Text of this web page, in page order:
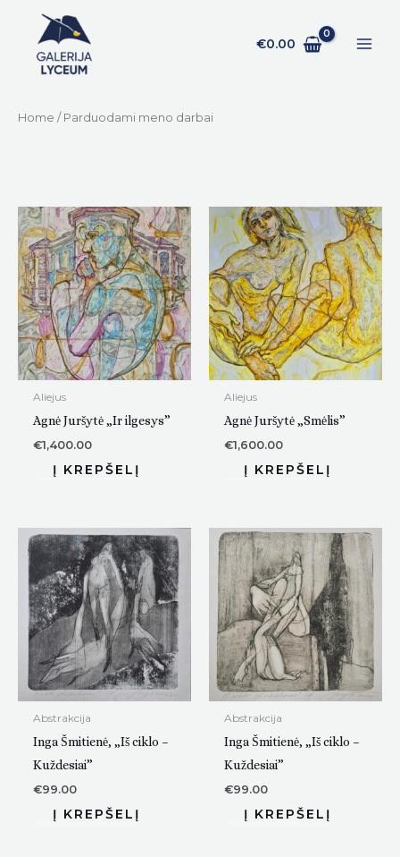
turinio
€0.00
Home / Parduodami meno darbai
Aliejus
Agnė Juršytė „Ir ilgesys”
€1,400.00
Aliejus
Agnė Juršytė „Smėlis”
€1,600.00
Abstrakcija
Inga Šmitienė, „Iš ciklo –
Kuždesiai”
€99.00
Abstrakcija
Inga Šmitienė, „Iš ciklo –
Kuždesiai”
€99.00